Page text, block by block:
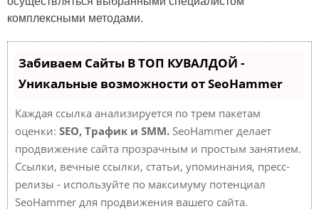
комплексными методами.
Забиваем Сайты В ТОП КУВАЛДОЙ -
Уникальные возможности от SeoHammer
Каждая ссылка анализируется по трем пакетам
оценки: SEO, Трафик и SMM. SeoHammer делает
продвижение сайта прозрачным и простым занятием.
Ссылки, вечные ссылки, статьи, упоминания, пресс-
релизы - используйте по максимуму потенциал
SeoHammer для продвижения вашего сайта.